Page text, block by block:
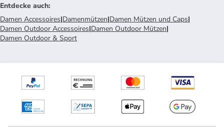
Entdecke auch:
Damen Accessoires|Damenmützen|Damen Mützen und Caps|
Damen Outdoor Accessoires|Damen Outdoor Mützen|
Damen Outdoor & Sport